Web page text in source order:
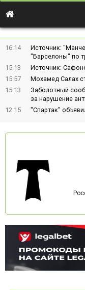
16:14
Источник:
"Барселоны" по
15:13
Источник:
15:57
Мохамед Салах
15:13
Заболотный
за нарушение
12:15
"Спартак"